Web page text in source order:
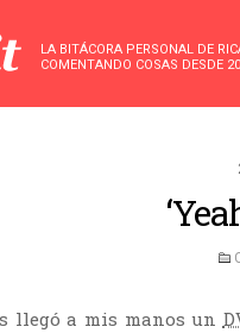
LA BITÁCORA PERSONAL DE
COMENTANDO COSAS DESDE
llegó a mis manos un